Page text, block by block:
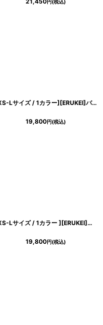
円(税込)
[ XS-Lサイズ / 1カラー][ERUKEI]バタフライ柄・プリント・ローカラー・襟付き・アメリカンスリーブ・ティアード・Aライン・ミニドレス・ワンピース[送料無料]
19,800円(税込)
[ XS-Lサイズ / 1カラー ][ERUKEI]ラメ・カットアウト・ラインストーン・メッシュ・長袖・ロングスリーブ・タイト・ミニドレス・ワンピース[送料無料]
19,800円(税込)